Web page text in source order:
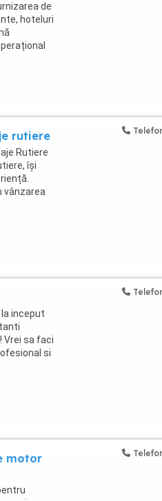
de
hoteluri
rutiere
Rutiere
își
vânzarea
inceput
Vrei sa faci
si
motor